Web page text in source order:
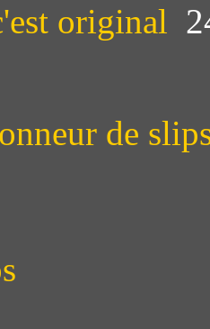
original
de